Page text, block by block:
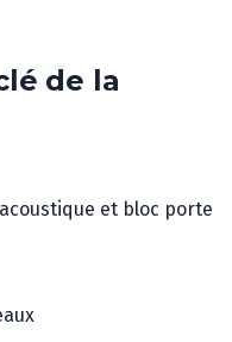
de la
et bloc porte